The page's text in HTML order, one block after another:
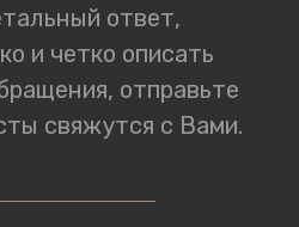
ответ,
и четко описать
отправьте
свяжутся с Вами.